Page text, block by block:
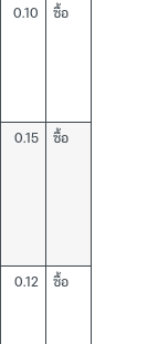
0.10 ซื้อ
0.15 ซื้อ
0.12 ซื้อ